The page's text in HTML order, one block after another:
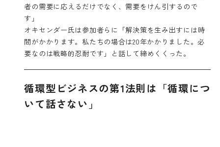
者の需要に応えるだけでなく、需要をけん引するので
す」
オキセンダー氏は参加者らに「解決策を生み出すには時
間がかかります。私たちの場合は20年かかりました。必
要なのは戦略的忍耐です」と話して締めくくった。
循環型ビジネスの第1法則は「循環につ
いて話さない」